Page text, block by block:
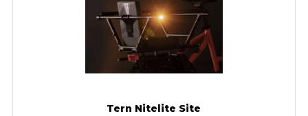
Tern Nitelite Site